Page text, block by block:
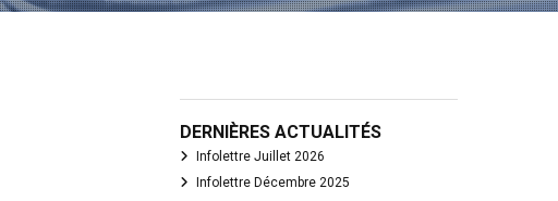
DERNIÈRES ACTUALITÉS
Infolettre Juillet 2026
Infolettre Décembre 2025